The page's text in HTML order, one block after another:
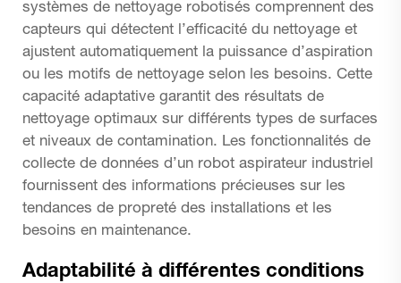
systèmes de nettoyage robotisés comprennent des
capteurs qui détectent l’efficacité du nettoyage et
ajustent automatiquement la puissance d’aspiration
ou les motifs de nettoyage selon les besoins. Cette
capacité adaptative garantit des résultats de
nettoyage optimaux sur différents types de surfaces
et niveaux de contamination. Les fonctionnalités de
collecte de données d’un robot aspirateur industriel
fournissent des informations précieuses sur les
tendances de propreté des installations et les
besoins en maintenance.
Adaptabilité à différentes conditions